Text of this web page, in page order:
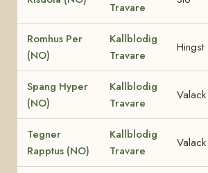
Travare
Romhus Per
(NO)
Kallblodig
Travare
Hingst
Spang Hyper
(NO)
Kallblodig
Travare
Valack
Tegner
Rapptus (NO)
Kallblodig
Travare
Valack